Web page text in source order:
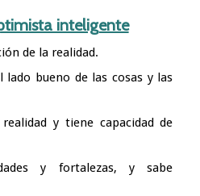
inteligente
de la realidad.
lado bueno de las cosas y las
y tiene capacidad de
y fortalezas, y sabe